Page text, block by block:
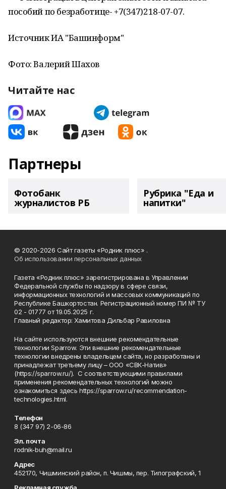
пособий по безработице- +7(347)218-07-07.
Источник ИА "Башинформ"
Фото: Валерий Шахов
Читайте нас
Партнеры
Фотобанк
журналистов РБ
Рубрика "Еда и
напитки"
© 2020-2026 Сайт газеты «Родник плюс» .
Об использовании персональных данных
Газета «Родник плюс» зарегистрирована в Управлении
Федеральной службы по надзору в сфере связи,
информационных технологий и массовых коммуникаций по
Республике Башкортостан. Регистрационный номер ПИ № ТУ
02 - 01777 от 19.05.2025 г.
Главный редактор: Хамитова Дильбар Равиловна
На сайте используются внешние рекомендательные
технологии Sparrow. Эти внешние рекомендательные
технологии внедрены владельцем сайта, но разработаны и
принадлежат третьему лицу – ООО «СВК-Натив»
(https://sparrow.ru/). С соответствующими правилами
применения рекомендательных технологий можно
ознакомиться здесь https://sparrow.ru/recommendation-
technologies.html.
Телефон
8 (347 97) 2-06-86
Эл. почта
rodnik-buh@mail.ru
Адрес
452170, Чишминский район, п. Чишмы, пер. Типографский, 1